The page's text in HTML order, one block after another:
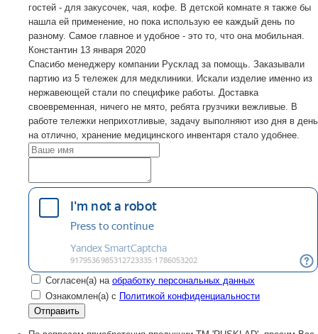
гостей - для закусочек, чая, кофе. В детской комнате я также бы
нашла ей применение, но пока использую ее каждый день по
разному. Самое главное и удобное - это то, что она мобильная.
Константин 13 января 2020
Спасибо менеджеру компании Русклад за помощь. Заказывали
партию из 5 тележек для медклиники. Искали изделие именно из
нержавеющей стали по специфике работы. Доставка
своевременная, ничего не мято, ребята грузчики вежливые. В
работе тележки неприхотливые, задачу выполняют изо дня в день
на отлично, хранение медицинского инвентаря стало удобнее.
Согласен(а) на обработку персональных данных
Ознакомлен(а) с Политикой конфиденциальности